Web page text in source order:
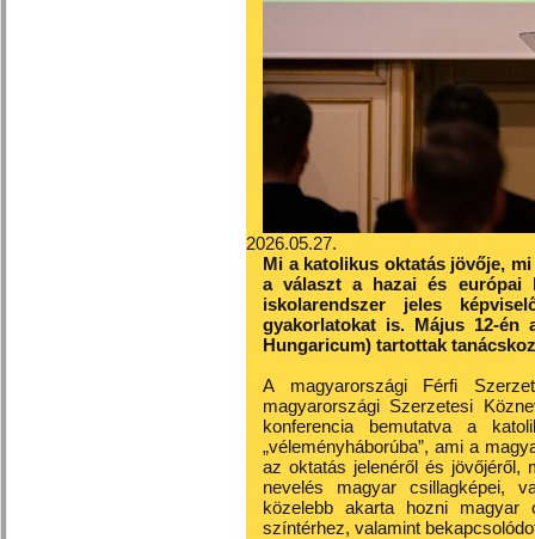
2026.05.27.
Mi a katolikus oktatás jövője,
a választ a hazai és európai
iskolarendszer jeles
gyakorlatokat is. Május 12-én
Hungaricum) tartottak
A magyarországi Férfi
magyarországi Szerzetesi
konferencia bemutatva a
„véleményháborúba”, ami a
az oktatás jelenéről és jövőjéről,
nevelés magyar csillagképei,
közelebb akarta hozni magyar
színtérhez, valamint